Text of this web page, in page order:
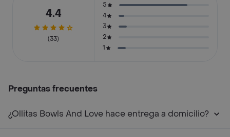
4.4
(33)
5
4
3
2
1
Preguntas frecuentes
¿Ollitas Bowls And Love hace entrega a domicilio?